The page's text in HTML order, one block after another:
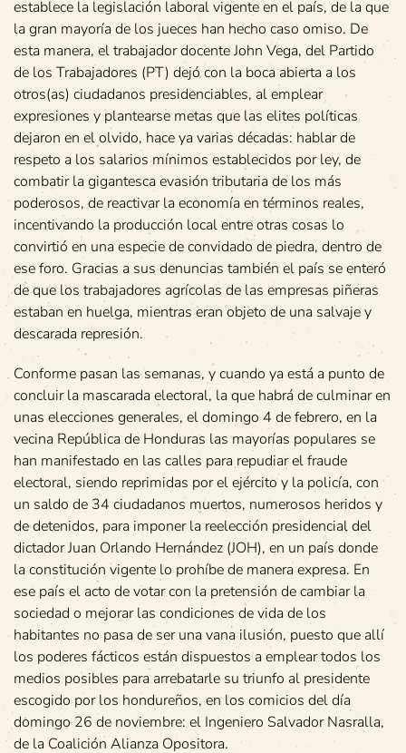
establece la legislación laboral vigente en el país, de la que
la gran mayoría de los jueces han hecho caso omiso. De
esta manera, el trabajador docente John Vega, del Partido
de los Trabajadores (PT) dejó con la boca abierta a los
otros(as) ciudadanos presidenciables, al emplear
expresiones y plantearse metas que las elites políticas
dejaron en el olvido, hace ya varias décadas: hablar de
respeto a los salarios mínimos establecidos por ley, de
combatir la gigantesca evasión tributaria de los más
poderosos, de reactivar la economía en términos reales,
incentivando la producción local entre otras cosas lo
convirtió en una especie de convidado de piedra, dentro de
ese foro. Gracias a sus denuncias también el país se enteró
de que los trabajadores agrícolas de las empresas piñeras
estaban en huelga, mientras eran objeto de una salvaje y
descarada represión.
Conforme pasan las semanas, y cuando ya está a punto de
concluir la mascarada electoral, la que habrá de culminar en
unas elecciones generales, el domingo 4 de febrero, en la
vecina República de Honduras las mayorías populares se
han manifestado en las calles para repudiar el fraude
electoral, siendo reprimidas por el ejército y la policía, con
un saldo de 34 ciudadanos muertos, numerosos heridos y
de detenidos, para imponer la reelección presidencial del
dictador Juan Orlando Hernández (JOH), en un país donde
la constitución vigente lo prohíbe de manera expresa. En
ese país el acto de votar con la pretensión de cambiar la
sociedad o mejorar las condiciones de vida de los
habitantes no pasa de ser una vana ilusión, puesto que allí
los poderes fácticos están dispuestos a emplear todos los
medios posibles para arrebatarle su triunfo al presidente
escogido por los hondureños, en los comicios del día
domingo 26 de noviembre: el Ingeniero Salvador Nasralla,
de la Coalición Alianza Opositora.